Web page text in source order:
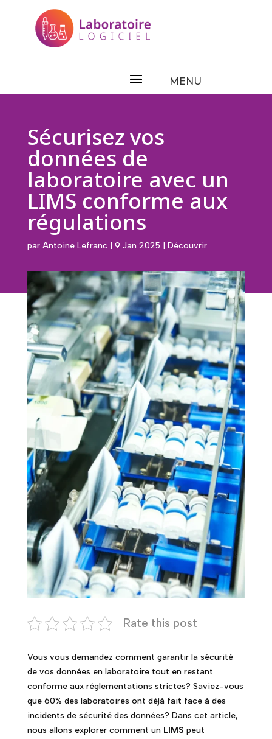
Sécurisez vos
données de
laboratoire avec un
LIMS conforme aux
régulations
par Antoine Lefranc 9 Jan 2025 Découvrir
Rate this post
Vous vous demandez comment garantir la sécurité
de vos données en laboratoire tout en restant
conforme aux réglementations strictes? Saviez-vous
que 60% des laboratoires ont déjà fait face à des
incidents de sécurité des données? Dans cet article,
nous allons explorer comment un LIMS peut